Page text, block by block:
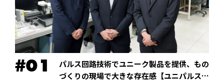
パルス回路技術でユニーク製品を提供、もの
づくりの現場で大きな存在感【ユニパルス株